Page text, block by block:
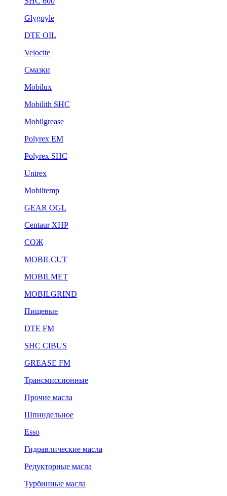
Glygoyle
DTE OIL
Velocite
Смазки
Mobilux
Mobilith SHC
Mobilgrease
Polyrex EM
Polyrex SHC
Unirex
Mobiltemp
GEAR OGL
Centaur XHP
СОЖ
MOBILCUT
MOBILMET
MOBILGRIND
Пищевые
DTE FM
SHC CIBUS
GREASE FM
Трансмиссионные
Прочие масла
Шпиндельное
Esso
Гидравлические масла
Редукторные масла
Турбинные масла